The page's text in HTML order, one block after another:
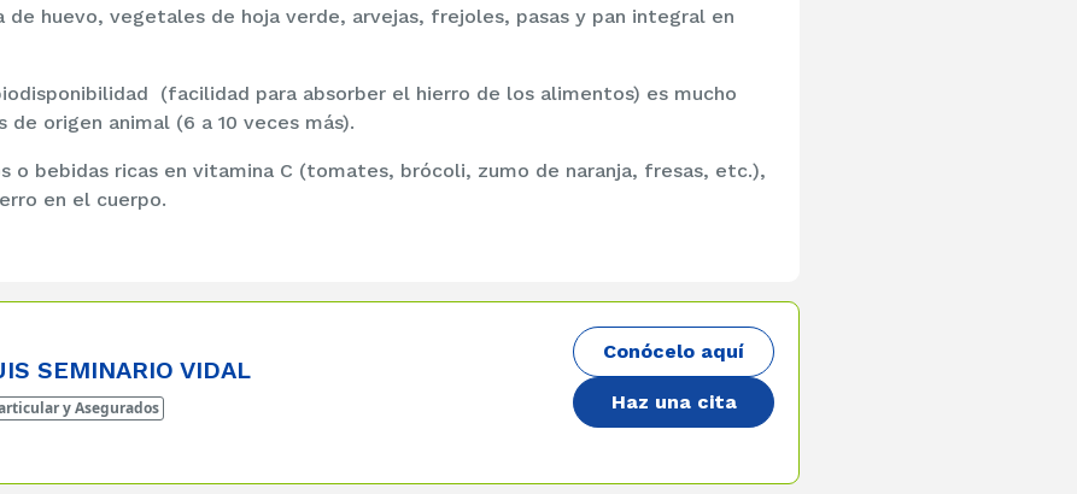
de huevo, vegetales de hoja verde, arvejas, frejoles, pasas y pan integral en
(facilidad para absorber el hierro de los alimentos) es mucho
origen animal (6 a 10 veces más).
o bebidas ricas en vitamina C (tomates, brócoli, zumo de naranja, fresas, etc.),
en el cuerpo.
SEMINARIO VIDAL
y Asegurados
Conócelo aquí
Haz una cita